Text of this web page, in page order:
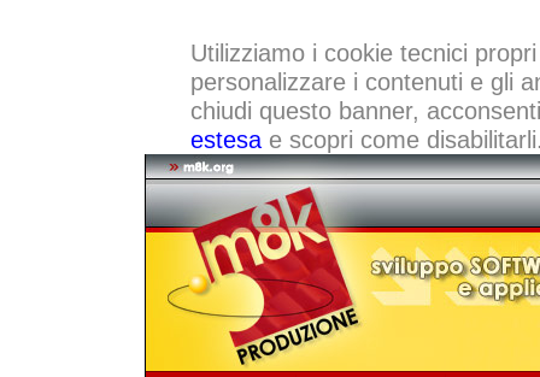
Utilizziamo i cookie tecnici
personalizzare i contenuti e gli
chiudi questo banner,
estesae scopri come